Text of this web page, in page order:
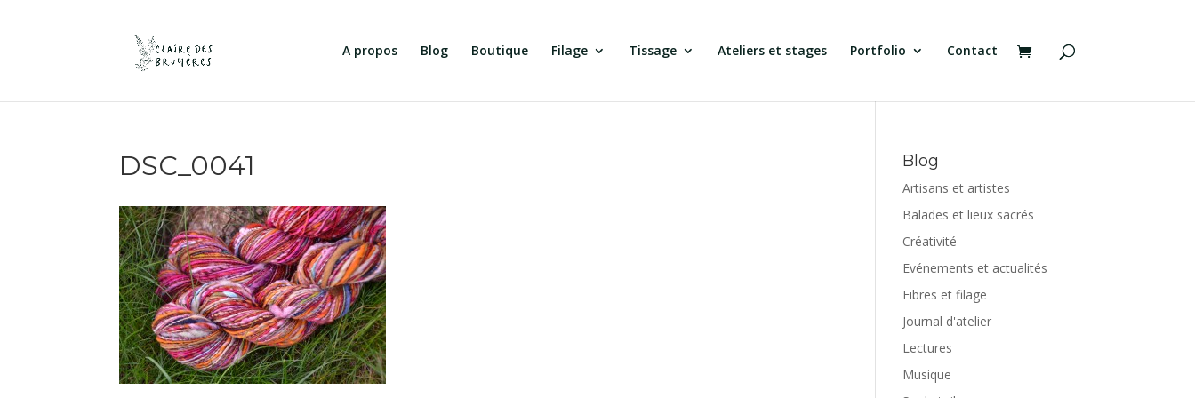
A propos Blog Boutique Filage Tissage Ateliers et stages Portfolio Contact
DSC_0041 Blog
Artisans et artistes
Balades et lieux sacrés
Créativité
Evénements et actualités
Fibres et filage
Journal d'atelier
Lectures
Musique